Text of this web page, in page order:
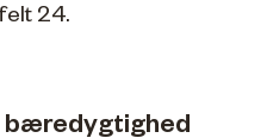
24.
bæredygtighed